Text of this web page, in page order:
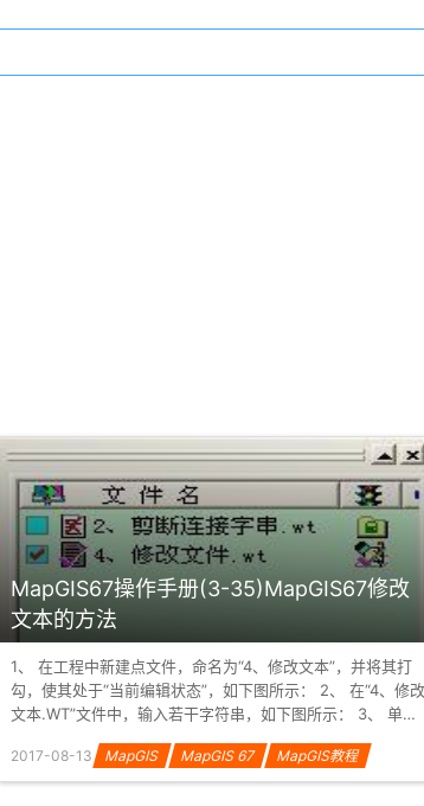
MapGIS67操作手册(3-35)MapGIS67修改
文本的方法
1、 在工程中新建点文件，命名为“4、修改文本”，并将其打
勾，使其处于“当前编辑状态”，如下图所示： 2、 在“4、修改
文本.WT”文件中，输入若干字符串，如下图所示： 3、 单击
2017-08-13 MapGIS MapGIS 67 MapGIS教程